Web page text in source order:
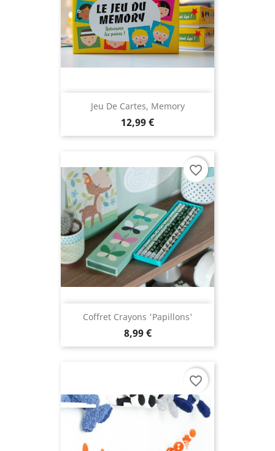
Jeu De Cartes, Memory
12,99 €
Coffret Crayons 'Papillons'
8,99 €
favorite_border
favorite_border